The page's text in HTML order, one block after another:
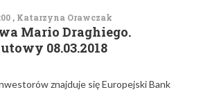
, Katarzyna Orawczak
Mario Draghiego.
08.03.2018
znajduje się Europejski Bank